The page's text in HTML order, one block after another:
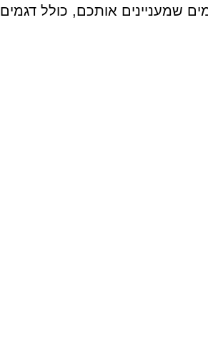
שמעניינים אותכם, כולל דגמים